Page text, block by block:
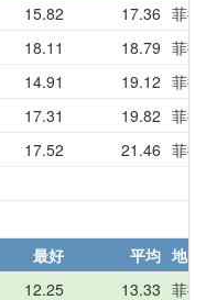
15.82 17.36 菲
18.11 18.79 菲
14.91 19.12 菲
17.31 19.82 菲
17.52 21.46 菲
最好 平均 地区
12.25 13.33 菲